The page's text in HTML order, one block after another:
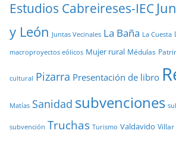
Estudios Cabreireses-IEC
y León Juntas Vecinales La Baña La Cuesta
macroproyectos eólicos Mujer rural Médulas
cultural Pizarra Presentación de libro
Matías Sanidad subvenciones
subvención Truchas Turismo Valdavido Villar